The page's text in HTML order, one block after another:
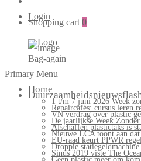
Login
Shopping cart 0
Bag-again
Primary Menu
Home
1 t/m 7 juni 2026 Week
Repaircafés: cursus leren
VN verdrag over plastic
De jaarlijkse Week
Afschaffen plastictaks is
Nieuwe LCA toont aan
EU-raad keurt PPWR
Droppie
Sinds 2019 viste The